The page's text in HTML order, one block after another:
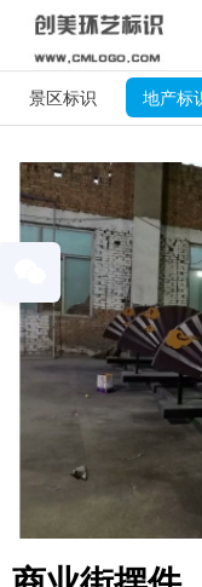
景区标识 地产标